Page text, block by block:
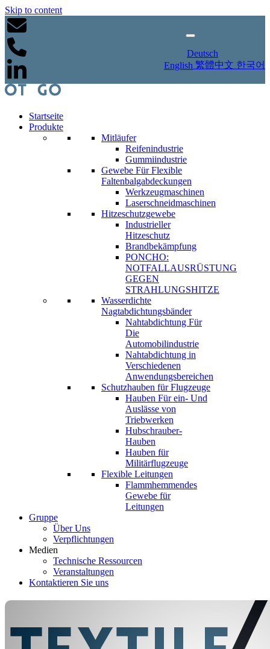
Skip to content
Deutsch
English 繁體中文 한국어
Startseite
Produkte
Mitläufer
Reifenindustrie
Gummiindustrie
Gewebe Für Flexible
Faltenbalgabdeckungen
Werkzeugmaschinen
Laserschneidmaschinen
Hitzeschutzgewebe
Industrieller
Hitzeschutz
Brandbekämpfung
PONCHO:
NOTFALLAUSRÜSTUNG
GEGEN
STRAHLUNGSHITZE
Wasserdichte
Nagtabdichtungsbänder
Nahtabdichtung Für
Die
Automobilindustrie
Nahtabdichtung in
Verschiedenen
Anwendungsbereichen
Schutzhauben für Flugzeuge
Hauben Für ein- Und
Auslässe von
Triebwerken
Hubschrauber-
Hauben
Hauben für
Militärflugzeuge
Flexible Leitungen
Flammhemmendes
Gewebe für
Leitungen
Gruppe
Über Uns
Verpflichtungen
Medien
Technische Ressourcen
Veranstaltungen
Kontaktieren Sie uns